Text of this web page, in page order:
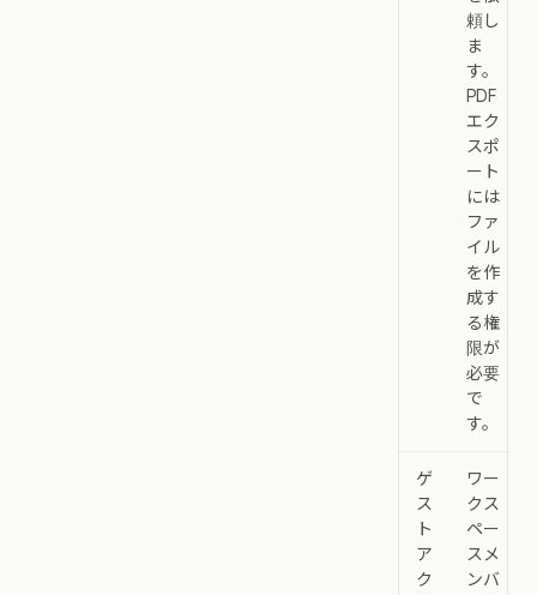
頼し
ま
す。
PDF
エク
スポ
ート
には
ファ
イル
を作
成す
る権
限が
必要
で
す。
ゲ
ス
ト
ア
ク
ワー
クス
ペー
スメ
ンバ